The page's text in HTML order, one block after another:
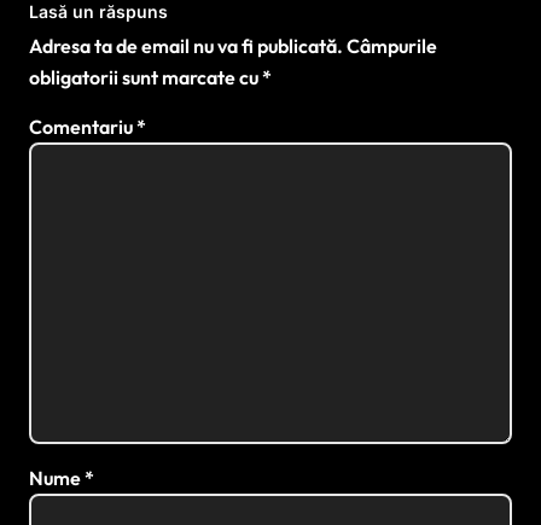
Lasă un răspuns
Adresa ta de email nu va fi publicată. Câmpurile
obligatorii sunt marcate cu*
Comentariu*
Nume*